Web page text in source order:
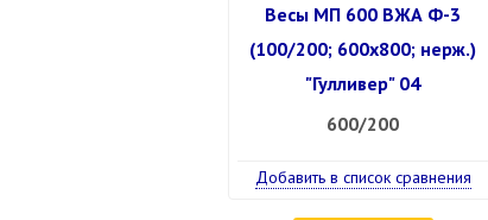
Весы МП 600 ВЖА Ф-3
(100/200; 600х800; нерж.)
"Гулливер" 04
600/200
Добавить в список сравнения